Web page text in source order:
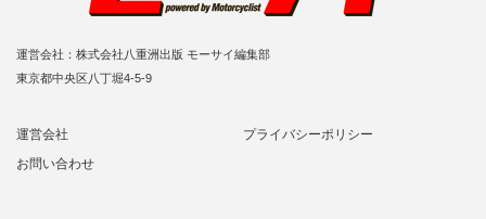
運営会社：株式会社八重洲出版 モーサイ編集部
東京都中央区八丁堀4-5-9
運営会社
プライバシーポリシー
お問い合わせ